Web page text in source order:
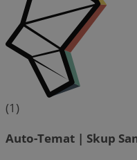
(1)
Auto-Temat | Skup